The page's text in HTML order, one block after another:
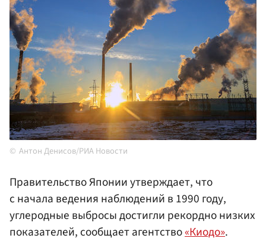
Антон Денисов/РИА Новости
Правительство Японии утверждает, что
с начала ведения наблюдений в 1990 году,
углеродные выбросы достигли рекордно низких
показателей, сообщает агентство«Киодо».